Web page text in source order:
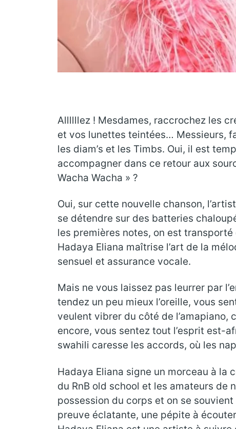
Allllllez ! Mesdames, raccrochez les
et vos lunettes teintées… Messieurs,
les diam’s et les Timbs. Oui, il est
accompagner dans ce retour aux
Wacha Wacha » ?
Oui, sur cette nouvelle chanson,
se détendre sur des batteries
les premières notes, on est
Hadaya Eliana maîtrise l’art de la
sensuel et assurance vocale.
Mais ne vous laissez pas leurrer par
tendez un peu mieux l’oreille, vous
veulent vibrer du côté de l’amapiano,
encore, vous sentez tout l’esprit est-
swahili caresse les accords, où les
Hadaya Eliana signe un morceau à la
du RnB old school et les amateurs de
possession du corps et on se
preuve éclatante, une pépite à